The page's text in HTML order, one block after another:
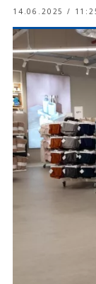
14.06.2025 /